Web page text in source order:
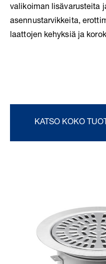
valikoiman lisävarusteita
asennustarvikkeita,
laattojen kehyksiä ja
KATSO KOKO